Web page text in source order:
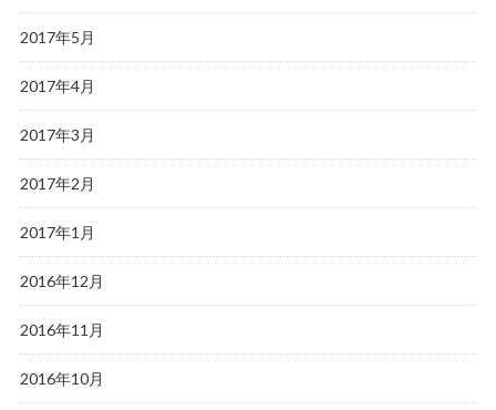
2017年5月
2017年4月
2017年3月
2017年2月
2017年1月
2016年12月
2016年11月
2016年10月